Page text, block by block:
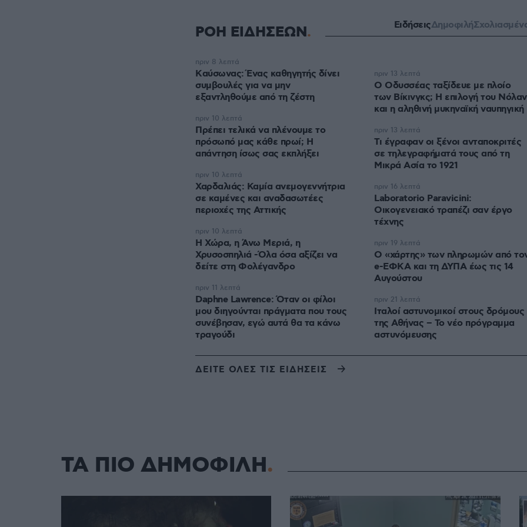
ΡΟΗ ΕΙΔΗΣΕΩΝ ΕιδήσειςΔημοφιλή
Kαύσωνας: Ένας καθηγητής δίνει
συμβουλές για να μην
εξαντληθούμε από τη ζέστη
πριν 8 λεπτά
Πρέπει τελικά να πλένουμε το
πρόσωπό μας κάθε πρωί; Η
απάντηση ίσως σας εκπλήξει
πριν 10 λεπτά
Χαρδαλιάς: Καμία ανεμογεννήτρια
σε καμένες και αναδασωτέες
περιοχές της Αττικής
πριν 10 λεπτά
Η Χώρα, η Άνω Μεριά, η
Χρυσοσπηλιά -Όλα όσα αξίζει να
δείτε στη Φολέγανδρο
πριν 10 λεπτά
Daphne Lawrence: Όταν οι φίλοι
μου διηγούνται πράγματα που τους
συνέβησαν, εγώ αυτά θα τα κάνω
τραγούδι
πριν 11 λεπτά
Ο Οδυσσέας ταξίδευε με πλοίο
των Βίκινγκς; Η επιλογή του Νόλαν
και η αληθινή μυκηναϊκή ναυπηγική
πριν 13 λεπτά
Τι έγραφαν οι ξένοι ανταποκριτές
σε τηλεγραφήματά τους από τη
Μικρά Ασία το 1921
πριν 13 λεπτά
Laboratorio Paravicini:
Οικογενειακό τραπέζι σαν έργο
τέχνης
πριν 16 λεπτά
Ο «χάρτης» των πληρωμών από
e-ΕΦΚΑ και τη ΔΥΠΑ έως τις 14
Αυγούστου
πριν 19 λεπτά
Ιταλοί αστυνομικοί στους δρόμους
της Αθήνας – Το νέο πρόγραμμα
αστυνόμευσης
πριν 21 λεπτά
ΔΕΙΤΕ ΟΛΕΣ ΤΙΣ ΕΙΔΗΣΕΙΣ
ΤΑ ΠΙΟ ΔΗΜΟΦΙΛΗ